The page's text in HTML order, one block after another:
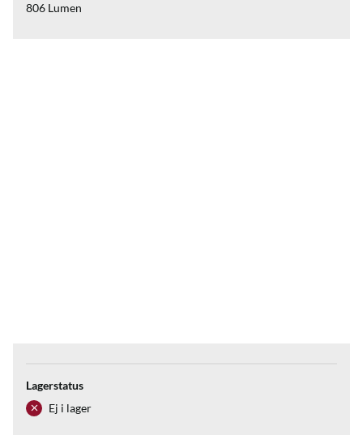
806 Lumen
Lagerstatus
Ej i lager